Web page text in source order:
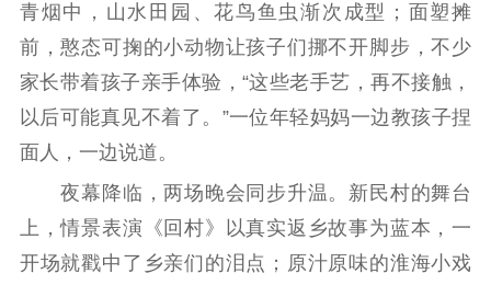
新闻出版
精品出版 全民阅读
出版监管
扫黄打非
机关党建
青烟中，山水田园、花鸟鱼虫渐次成型；面塑摊
前，憨态可掬的小动物让孩子们挪不开脚步，不少
家长带着孩子亲手体验，“这些老手艺，再不接触，
以后可能真见不着了。”一位年轻妈妈一边教孩子捏
面人，一边说道。
夜幕降临，两场晚会同步升温。新民村的舞台
上，情景表演《回村》以真实返乡故事为蓝本，一
开场就戳中了乡亲们的泪点；原汁原味的淮海小戏